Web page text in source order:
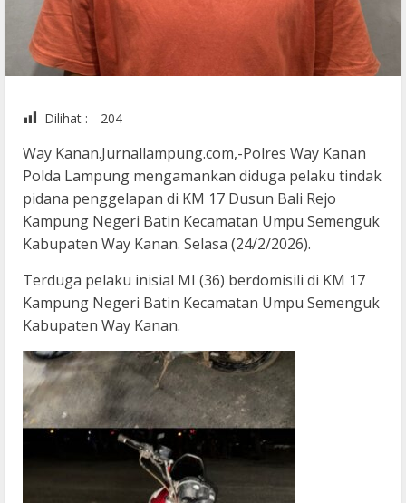
Dilihat : 204
Way Kanan.Jurnallampung.com,-Polres Way Kanan
Polda Lampung mengamankan diduga pelaku tindak
pidana penggelapan di KM 17 Dusun Bali Rejo
Kampung Negeri Batin Kecamatan Umpu Semenguk
Kabupaten Way Kanan. Selasa (24/2/2026).
Terduga pelaku inisial MI (36) berdomisili di KM 17
Kampung Negeri Batin Kecamatan Umpu Semenguk
Kabupaten Way Kanan.